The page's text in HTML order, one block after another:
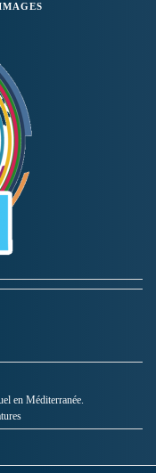
en Méditerranée.